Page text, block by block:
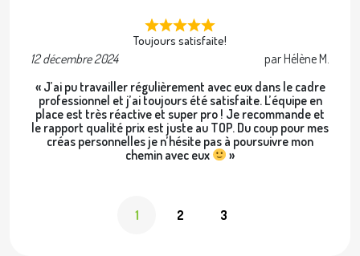
Toujours satisfaite!
12 décembre 2024
par Hélène M.
« J’ai pu travailler régulièrement avec eux dans le cadre
professionnel et j’ai toujours été satisfaite. L’équipe en
place est très réactive et super pro ! Je recommande et
le rapport qualité prix est juste au TOP. Du coup pour mes
créas personnelles je n’hésite pas à poursuivre mon
chemin avec eux
»
1 2 3